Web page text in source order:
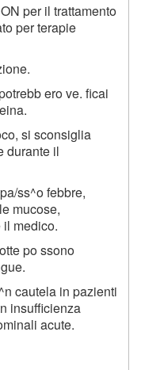
per il trattamento
per terapie
ero ve. ficai
si sconsiglia
durante il
ss^o febbre,
mucose,
medico.
po ssono
cautela in pazienti
insufficienza
acute.